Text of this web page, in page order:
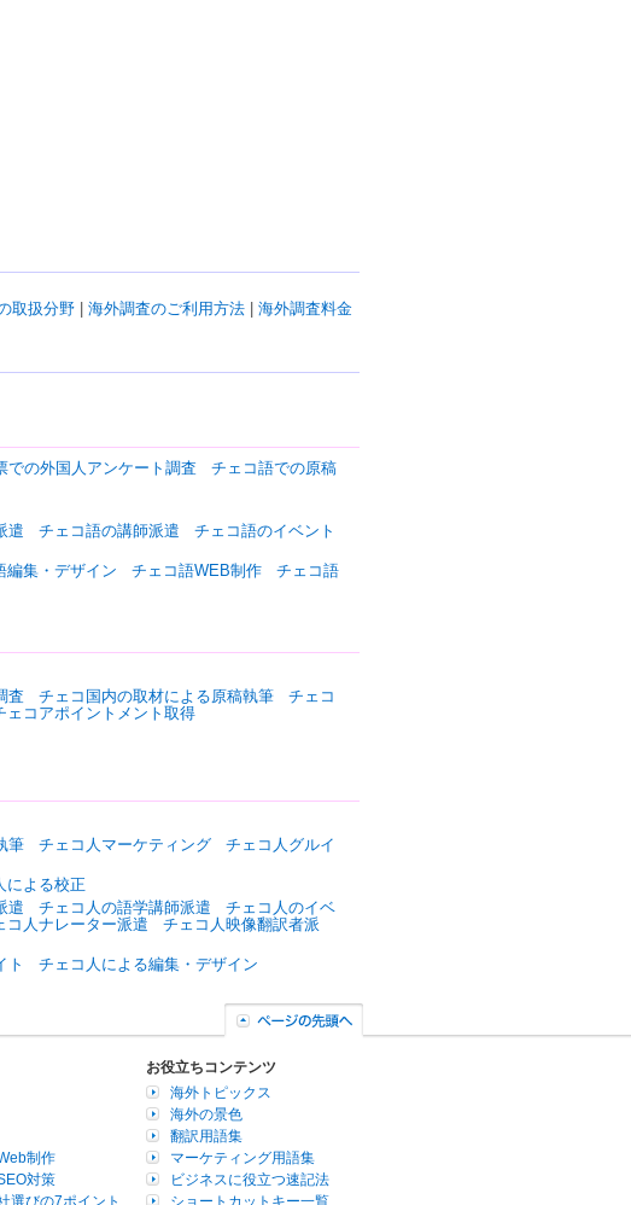
取扱分野 海外調査のご利用方法 海外調査料金
での外国人アンケート調査
チェコ語での原稿
遣 チェコ語の講師派遣
チェコ語のイベント
編集・デザイン チェコ語WEB制作
チェコ語
査 チェコ国内の取材による原稿執筆
チェコ
ェコアポイントメント取得
筆 チェコ人マーケティング
チェコ人グルイ
による校正
遣 チェコ人の語学講師派遣
チェコ人のイベ
コ人ナレーター派遣
チェコ人映像翻訳者派
ト チェコ人による編集・デザイン
制作
対策
選びの7ポイント
お役立ちコンテンツ
海外トピックス
海外の景色
翻訳用語集
マーケティング用語集
ビジネスに役立つ速記法
ショートカットキー一覧